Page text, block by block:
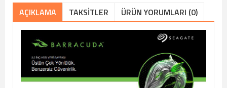
AÇIKLAMA TAKSITLER ÜRÜN YORUMLARI (0)